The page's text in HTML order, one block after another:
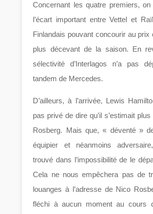
Concernant les quatre premiers, on
l’écart important entre Vettel et
Finlandais pouvant concourir au prix
plus décevant de la saison. En
sélectivité d’Interlagos n’a pas
tandem de Mercedes.
D’ailleurs, à l’arrivée, Lewis
pas privé de dire qu’il s’estimait
Rosberg. Mais que, « déventé »
équipier et néanmoins
trouvé dans l’impossibilité de le
Cela ne nous empêchera pas de
louanges à l’adresse de Nico
fléchi à aucun moment au cours